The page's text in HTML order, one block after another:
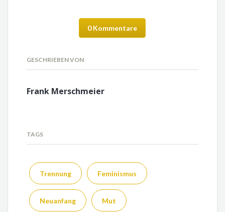
0 Kommentare
GESCHRIEBEN VON
Frank Merschmeier
TAGS
Trennung Feminismus
Neuanfang Mut